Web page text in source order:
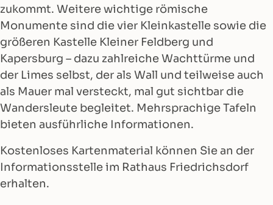
zukommt. Weitere wichtige römische
Monumente sind die vier Kleinkastelle sowie die
größeren Kastelle Kleiner Feldberg und
Kapersburg – dazu zahlreiche Wachttürme und
der Limes selbst, der als Wall und teilweise auch
als Mauer mal versteckt, mal gut sichtbar die
Wandersleute begleitet. Mehrsprachige Tafeln
bieten ausführliche Informationen.
Kostenloses Kartenmaterial können Sie an der
Informationsstelle im Rathaus Friedrichsdorf
erhalten.